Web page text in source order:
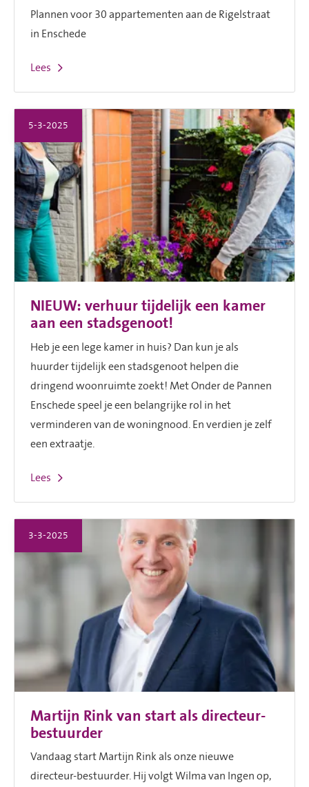
Plannen voor 30 appartementen aan de Rigelstraat
in Enschede
Lees
NIEUW: verhuur tijdelijk een kamer
aan een stadsgenoot!
5-3-2025
Heb je een lege kamer in huis? Dan kun je als
huurder tijdelijk een stadsgenoot helpen die
dringend woonruimte zoekt! Met Onder de Pannen
Enschede speel je een belangrijke rol in het
verminderen van de woningnood. En verdien je zelf
een extraatje.
Lees
Martijn Rink van start als directeur-
bestuurder
3-3-2025
Vandaag start Martijn Rink als onze nieuwe
directeur-bestuurder. Hij volgt Wilma van Ingen op,